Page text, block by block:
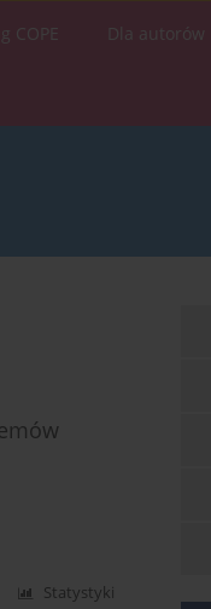
COPE Dla autorów
Statystyki